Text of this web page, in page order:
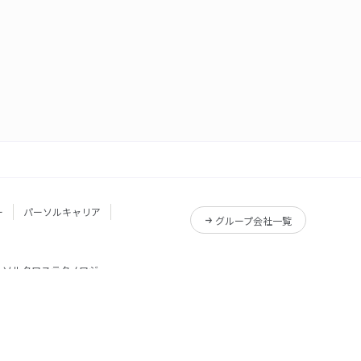
パーソルキャリア
グループ会社一覧
ソルクロステクノロジー